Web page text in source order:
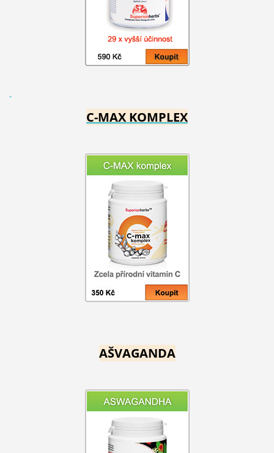
C-MAX KOMPLEX
AŠVAGANDA